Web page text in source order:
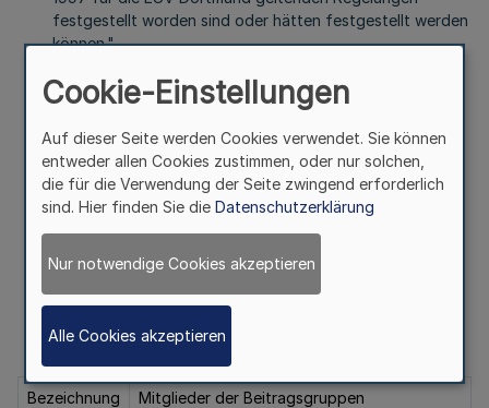
festgestellt worden sind oder hätten festgestellt werden
können."
Artikel III
Änderungen zur Beitragsordnung (Anhang zu § 23 der
Satzung)
1. In § 3 wird folgender Absatz 5 eingefügt:
"(5) Für die Mitglieder im Gebiet der Stadt Dortmund, die
bis zum 31. Dezember 1997 bei der
Eigenunfallversicherung der Stadt Dortmund (EUV
Dortmund) versichert waren, werden für die Jahre 1998,
1999 und 2000 die nachfolgenden Beitragsgruppen
Bezeichnung Mitglieder der Beitragsgruppen
Cookie-Einstellungen
Auf dieser Seite werden Cookies verwendet. Sie können
entweder allen Cookies zustimmen, oder nur solchen,
die für die Verwendung der Seite zwingend erforderlich
sind. Hier finden Sie die Datenschutzerklärung
Nur notwendige Cookies akzeptieren
Alle Cookies akzeptieren